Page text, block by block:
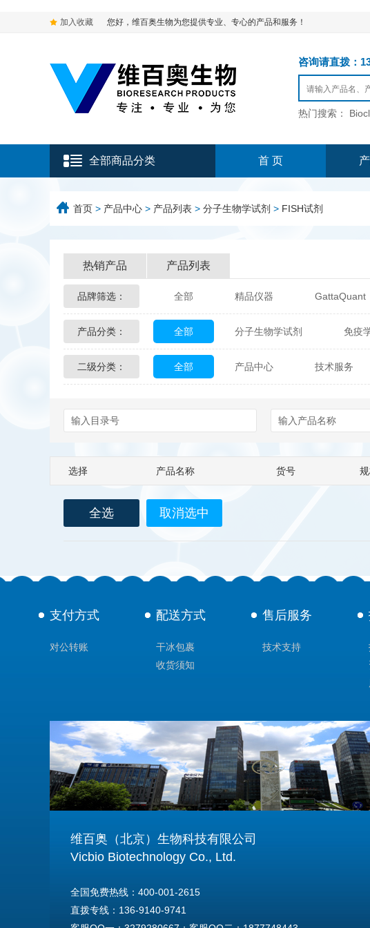
加入收藏 您好，维百奥生物为您提供专业、专心的产品和服务！
咨询请直拨：
热门搜索：
全部商品分类 首 页
首页 > 产品中心 > 产品列表 > 分子生物学试剂 > FISH试剂
热销产品 产品列表
品牌筛选： 全部 精品仪器 GattaQuant
Glycon Biochem Sterlitech
Echelon Biosciences Verichem
Biotez Berlin Diametra
Berry & Associates
Abbexa AbD Serotec
产品分类： 全部 分子生物学试剂 免疫
化学及生物化学试剂 材料学试剂
二级分类： 全部 产品中心 技术服务
选择 产品名称 货号
全选 取消选中
支付方式
对公转账
配送方式
干冰包裹
收货须知
售后服务
技术支持
维百奥（北京）生物科技有限公司
Vicbio Biotechnology Co., Ltd.
全国免费热线：400-001-2615
直拨专线：136-9140-9741